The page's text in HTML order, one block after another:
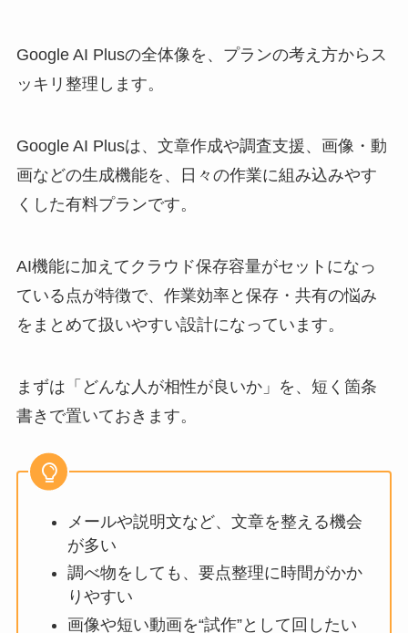
Google AI Plusの全体像を、プランの考え方からス
ッキリ整理します。
Google AI Plusは、文章作成や調査支援、画像・動
画などの生成機能を、日々の作業に組み込みやす
くした有料プランです。
AI機能に加えてクラウド保存容量がセットになっ
ている点が特徴で、作業効率と保存・共有の悩み
をまとめて扱いやすい設計になっています。
まずは「どんな人が相性が良いか」を、短く箇条
書きで置いておきます。
メールや説明文など、文章を整える機会
が多い
調べ物をしても、要点整理に時間がかか
りやすい
画像や短い動画を“試作”として回したい